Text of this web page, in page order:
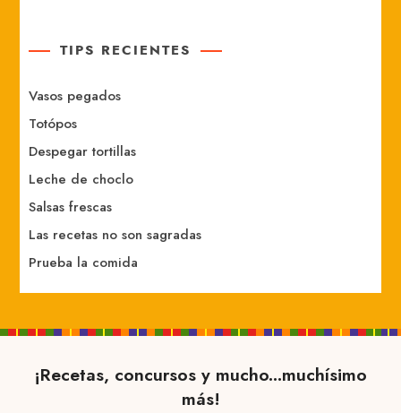
TIPS RECIENTES
Vasos pegados
Totópos
Despegar tortillas
Leche de choclo
Salsas frescas
Las recetas no son sagradas
Prueba la comida
¡Recetas, concursos y mucho...muchísimo
más!